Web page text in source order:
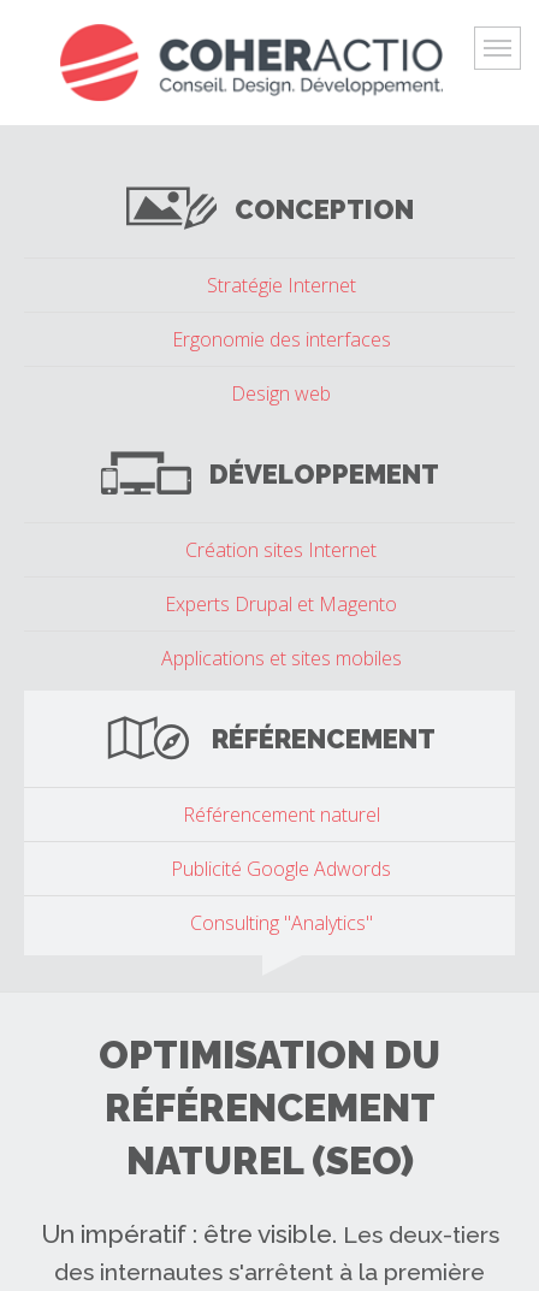
BLOG
CONCEPTION
Stratégie Internet
Ergonomie des interfaces
Design web
DÉVELOPPEMENT
Création sites Internet
Experts Drupal et Magento
Applications et sites mobiles
RÉFÉRENCEMENT
Référencement naturel
Publicité Google Adwords
Consulting "Analytics"
OPTIMISATION DU
RÉFÉRENCEMENT
NATUREL (SEO)
Un impératif : être visible. Les deux-tiers
des internautes s'arrêtent à la première